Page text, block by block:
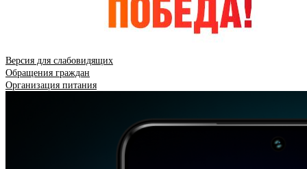
Версия для слабовидящих
Обращения граждан
Организация питания